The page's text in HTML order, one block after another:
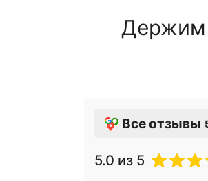
Держим
Все отзывы
5.0 из 5